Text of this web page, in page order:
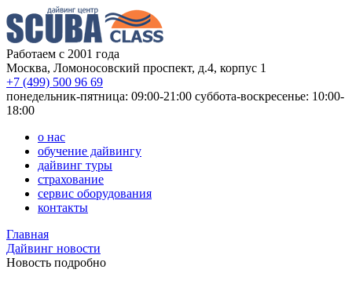
Работаем с 2001 года
Москва, Ломоносовский проспект, д.4, корпус 1
+7 (499) 500 96 69
понедельник-пятница: 09:00-21:00 суббота-воскресенье: 10:00-
18:00
о нас
обучение дайвингу
дайвинг туры
страхование
сервис оборудования
контакты
Главная
Дайвинг новости
Новость подробно